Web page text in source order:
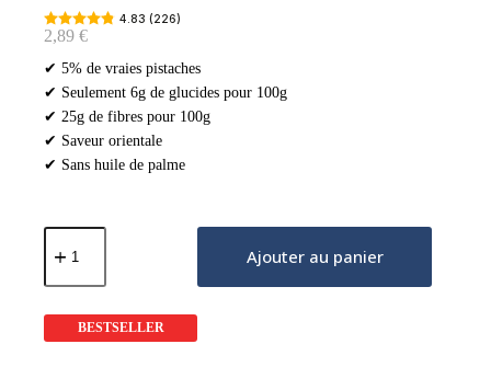
4.83 (226)
2,89 €
✔ 5% de vraies pistaches
✔ Seulement 6g de glucides pour 100g
✔ 25g de fibres pour 100g
✔ Saveur orientale
✔ Sans huile de palme
quantité
de
Pauvre
Glucides
Pistache
Ajouter au panier
BESTSELLER